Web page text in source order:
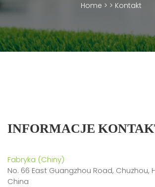
Home > > Kontakt
INFORMACJE
Fabryka (Chiny)
No. 66 East Guangzhou Road, Chuzhou,
China